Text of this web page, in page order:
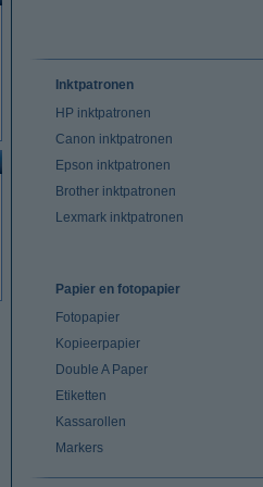
Inktpatronen
HP inktpatronen
Canon inktpatronen
Epson inktpatronen
Brother inktpatronen
Lexmark inktpatronen
Papier en fotopapier
Fotopapier
Kopieerpapier
Double A Paper
Etiketten
Kassarollen
Markers